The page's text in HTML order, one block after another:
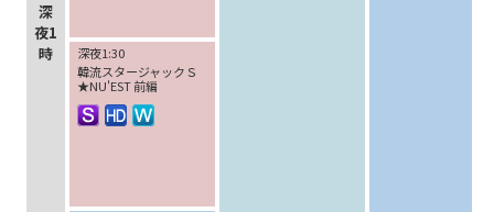
深
夜1
時
深夜1:30
韓流スタージャックＳ
★NU'EST 前編